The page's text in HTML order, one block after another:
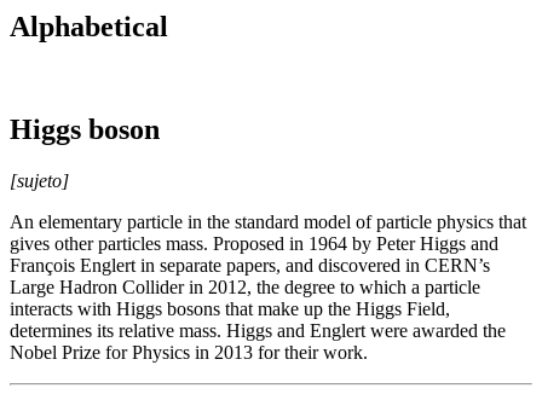
Alphabetical
Higgs boson
[sujeto]
An elementary particle in the standard model of particle physics that
gives other particles mass. Proposed in 1964 by Peter Higgs and
François Englert in separate papers, and discovered in CERN’s
Large Hadron Collider in 2012, the degree to which a particle
interacts with Higgs bosons that make up the Higgs Field,
determines its relative mass. Higgs and Englert were awarded the
Nobel Prize for Physics in 2013 for their work.